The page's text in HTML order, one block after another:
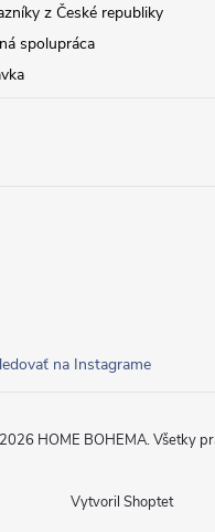
z České republiky
spolupráca
na Instagrame
Vytvoril Shoptet
HOME BOHEMA. Všetky